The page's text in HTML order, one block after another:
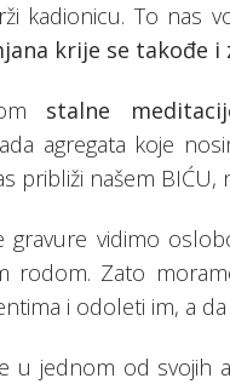
kadionicu. To nas
krije se takođe i
stalne
agregata koje
približi našem
vidimo
rodom. Zato
i odoleti im, a
u jednom od svojih